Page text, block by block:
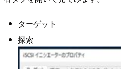
ターゲット
探索